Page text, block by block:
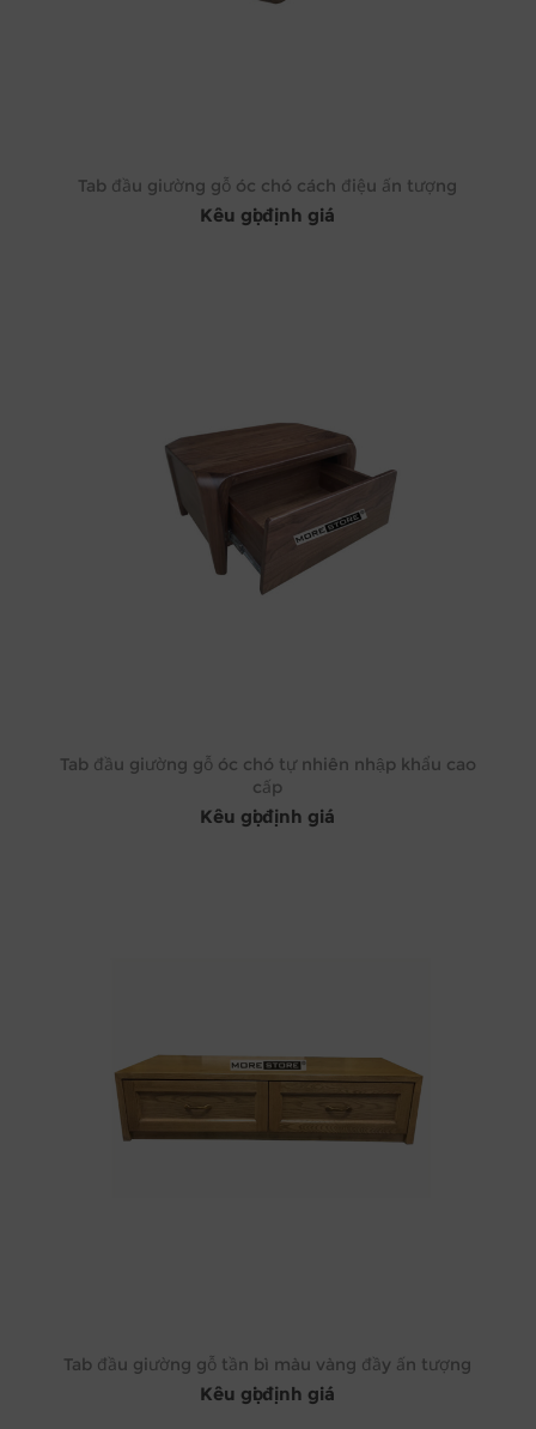
Tab đầu giường gỗ óc chó cách điệu ấn tượng
Kêu gọi định giá
Tab đầu giường gỗ óc chó tự nhiên nhập khẩu cao
cấp
Kêu gọi định giá
Tab đầu giường gỗ tần bì màu vàng đầy ấn tượng
Kêu gọi định giá